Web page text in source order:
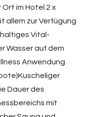
im Hotel.2 x
allem zur Verfügung
Vital-
Wasser auf dem
Anwendung
Dauer des
mit